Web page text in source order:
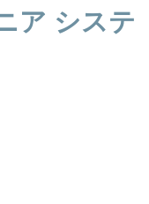
ア システ